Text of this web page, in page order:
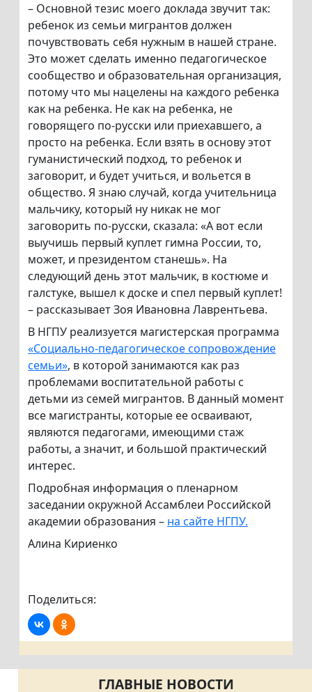
– Основной тезис моего доклада звучит так:
ребенок из семьи мигрантов должен
почувствовать себя нужным в нашей стране.
Это может сделать именно педагогическое
сообщество и образовательная организация,
потому что мы нацелены на каждого ребенка
как на ребенка. Не как на ребенка, не
говорящего по-русски или приехавшего, а
просто на ребенка. Если взять в основу этот
гуманистический подход, то ребенок и
заговорит, и будет учиться, и вольется в
общество. Я знаю случай, когда учительница
мальчику, который ну никак не мог
заговорить по-русски, сказала: «А вот если
выучишь первый куплет гимна России, то,
может, и президентом станешь». На
следующий день этот мальчик, в костюме и
галстуке, вышел к доске и спел первый куплет!
– рассказывает Зоя Ивановна Лаврентьева.
В НГПУ реализуется магистерская программа
«Социально-педагогическое сопровождение
семьи», в которой занимаются как раз
проблемами воспитательной работы с
детьми из семей мигрантов. В данный момент
все магистранты, которые ее осваивают,
являются педагогами, имеющими стаж
работы, а значит, и большой практический
интерес.
Подробная информация о пленарном
заседании окружной Ассамблеи Российской
академии образования – на сайте НГПУ.
Алина Кириенко
Поделиться:
ГЛАВНЫЕ НОВОСТИ